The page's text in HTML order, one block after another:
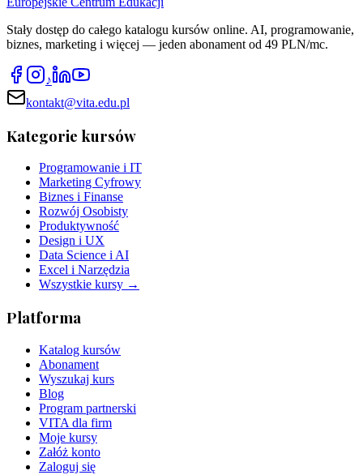
Stały dostęp do całego katalogu kursów online. AI, programowanie,
biznes, marketing i więcej — jeden abonament od 49 PLN/mc.
♪
kontakt@vita.edu.pl
Kategorie kursów
Programowanie i IT
Marketing Cyfrowy
Biznes i Finanse
Rozwój Osobisty
Produktywność
Design i UX
Data Science i AI
Excel i Narzędzia
Wszystkie kursy →
Platforma
Katalog kursów
Abonament
Wyszukaj kurs
Blog
Program partnerski
VITA dla firm
Moje kursy
Załóż konto
Zaloguj się